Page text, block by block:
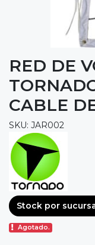
RED DE
CABLE
SKU: JAR002
Stock por
Agotado.